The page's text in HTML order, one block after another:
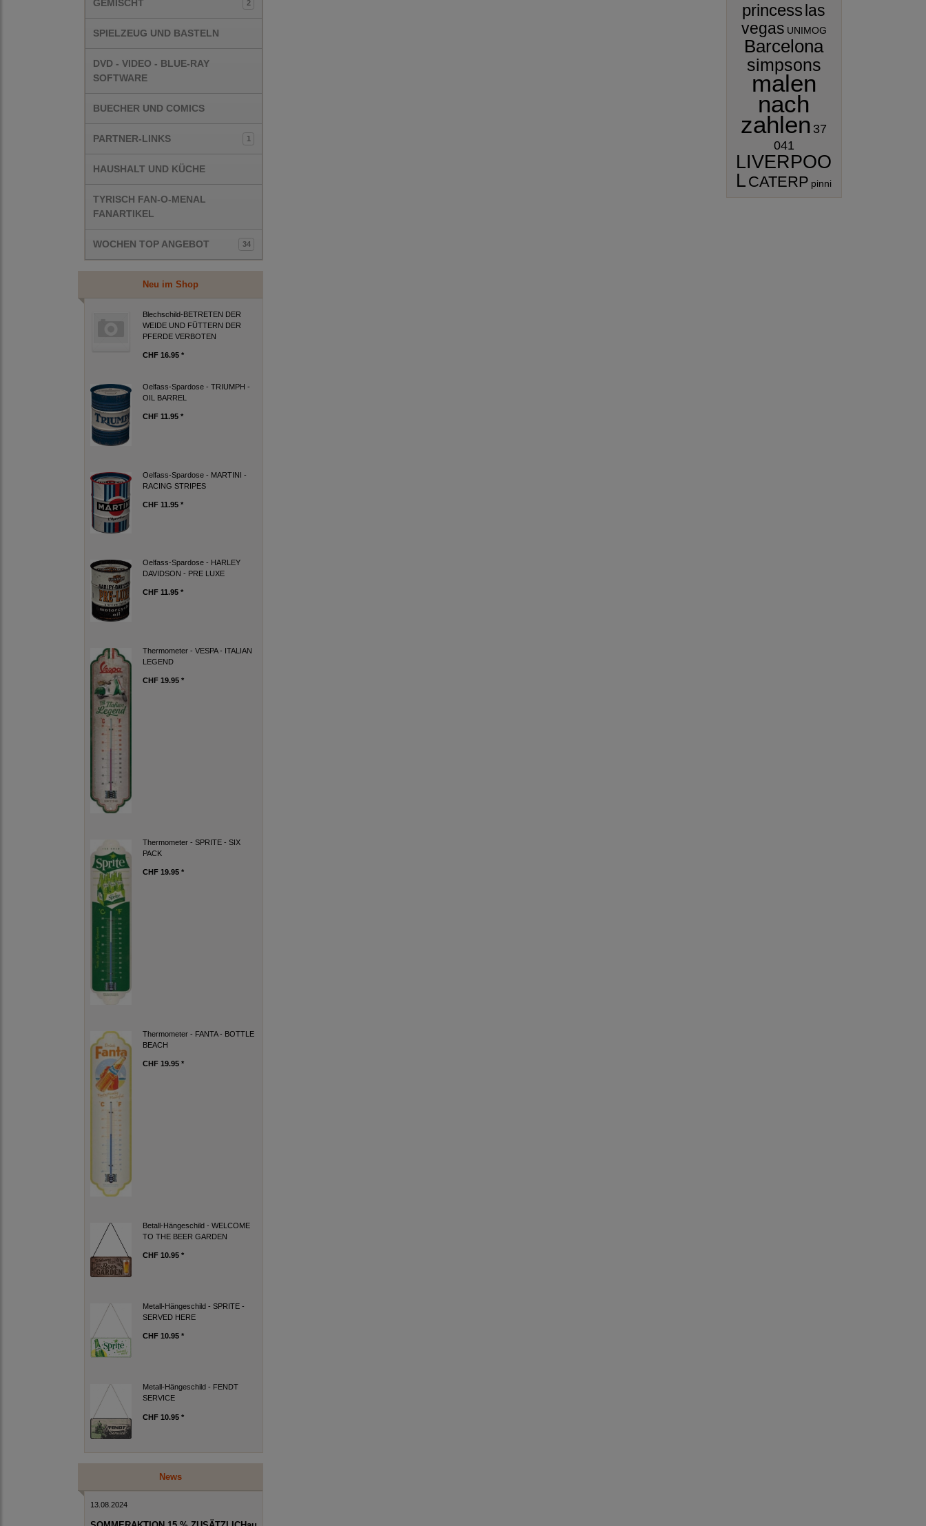
GEMISCHT
2
SPIELZEUG UND BASTELN
DVD - VIDEO - BLUE-RAY
SOFTWARE
BUECHER UND COMICS
PARTNER-LINKS 1
HAUSHALT UND KÜCHE
TYRISCH FAN-O-MENAL
FANARTIKEL
WOCHEN TOP ANGEBOT 34
Neu im Shop
Blechschild-BETRETEN DER
WEIDE UND FÜTTERN DER
PFERDE VERBOTEN
CHF 16.95 *
Oelfass-Spardose - TRIUMPH -
OIL BARREL
CHF 11.95 *
Oelfass-Spardose - MARTINI -
RACING STRIPES
CHF 11.95 *
Oelfass-Spardose - HARLEY
DAVIDSON - PRE LUXE
CHF 11.95 *
Thermometer - VESPA - ITALIAN
LEGEND
CHF 19.95 *
Thermometer - SPRITE - SIX
PACK
CHF 19.95 *
Thermometer - FANTA - BOTTLE
BEACH
CHF 19.95 *
Betall-Hängeschild - WELCOME
TO THE BEER GARDEN
CHF 10.95 *
Metall-Hängeschild - SPRITE -
SERVED HERE
CHF 10.95 *
Metall-Hängeschild - FENDT
SERVICE
CHF 10.95 *
News
13.08.2024
princesslas
vegas UNIMOG
Barcelona
simpsons
malen
nach
zahlen 37
041
LIVERPOO
L CATERP pinni